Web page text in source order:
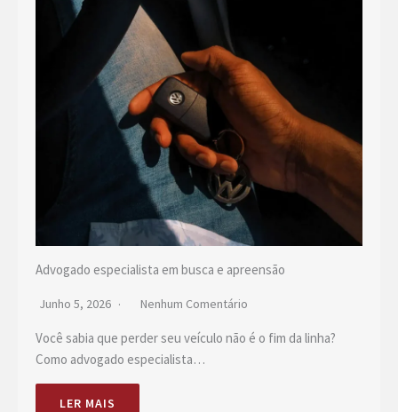
Advogado especialista em busca e apreensão
Junho 5, 2026 Nenhum Comentário
Você sabia que perder seu veículo não é o fim da linha?
Como advogado especialista…
LER MAIS